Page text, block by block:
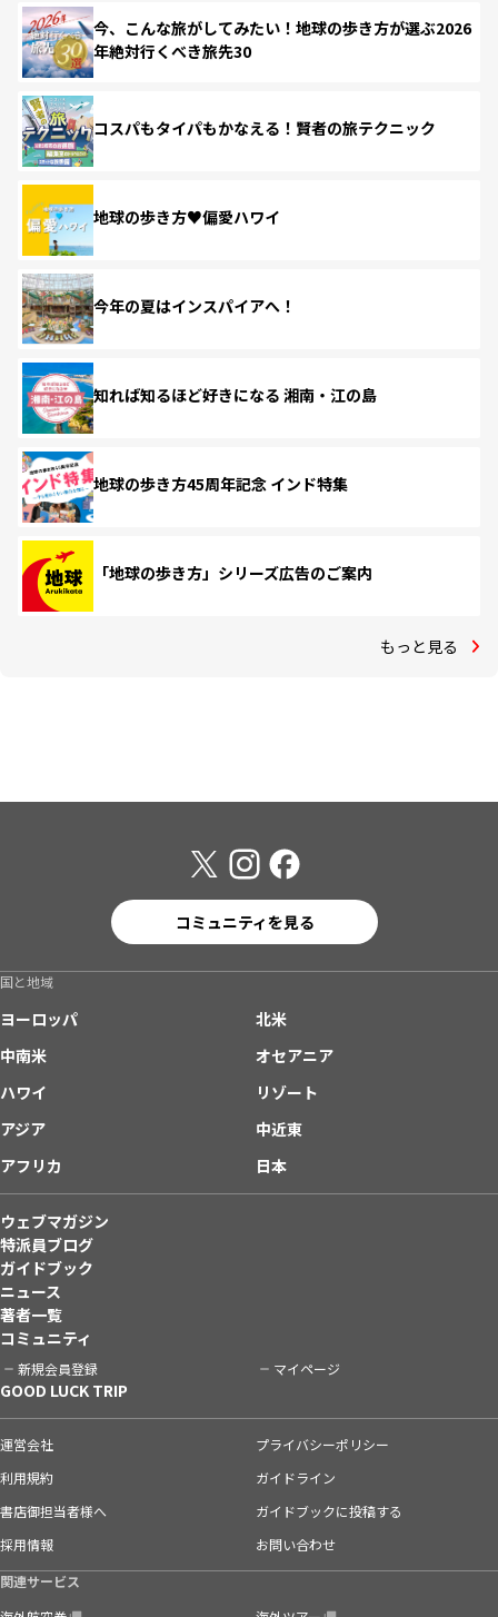
今、こんな旅がしてみたい！地球の歩き方が選ぶ2026
年絶対行くべき旅先30
コスパもタイパもかなえる！賢者の旅テクニック
地球の歩き方♥偏愛ハワイ
今年の夏はインスパイアへ！
知れば知るほど好きになる 湘南・江の島
地球の歩き方45周年記念 インド特集
「地球の歩き方」シリーズ広告のご案内
もっと見る
コミュニティを見る
国と地域
ヨーロッパ
北米
中南米
オセアニア
ハワイ
リゾート
アジア
中近東
アフリカ
日本
ウェブマガジン
特派員ブログ
ガイドブック
ニュース
著者一覧
コミュニティ
新規会員登録 マイページ
GOOD LUCK TRIP
運営会社
プライバシーポリシー
利用規約
ガイドライン
書店御担当者様へ
ガイドブックに投稿する
採用情報
お問い合わせ
関連サービス